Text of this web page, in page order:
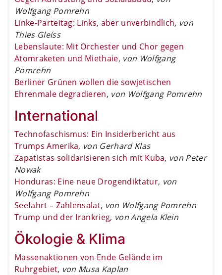
Wolfgang Pomrehn
Linke-Parteitag: Links, aber unverbindlich, von
Thies Gleiss
Lebenslaute: Mit Orchester und Chor gegen
Atomraketen und Miethaie, von Wolfgang
Pomrehn
Berliner Grünen wollen die sowjetischen
Ehrenmale degradieren, von Wolfgang Pomrehn
International
Technofaschismus: Ein Insiderbericht aus
Trumps Amerika, von Gerhard Klas
Zapatistas solidarisieren sich mit Kuba, von Peter
Nowak
Honduras: Eine neue Drogendiktatur, von
Wolfgang Pomrehn
Seefahrt – Zahlensalat, von Wolfgang Pomrehn
Trump und der Irankrieg, von Angela Klein
Ökologie & Klima
Massenaktionen von Ende Gelände im
Ruhrgebiet, von Musa Kaplan